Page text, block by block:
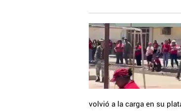
volvió a la carga en su